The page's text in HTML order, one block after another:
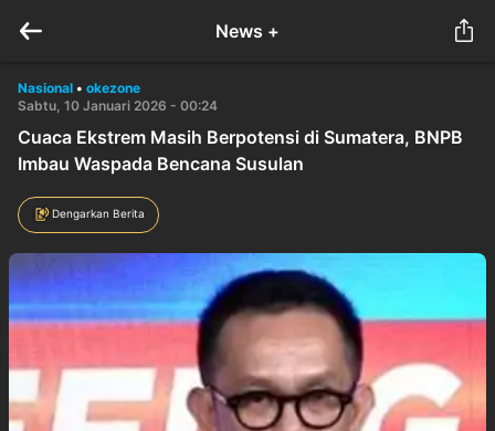
News +
Nasional • okezone
Sabtu, 10 Januari 2026 - 00:24
Cuaca Ekstrem Masih Berpotensi di Sumatera, BNPB
Imbau Waspada Bencana Susulan
Dengarkan Berita